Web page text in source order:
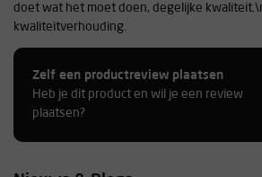
doet wat het moet doen, degelijke
kwaliteitverhouding.
-
Het leukste zeker/abseil-apparaat dat er is!
Zelf een productreview plaatsen
Heb je dit product en wil je een review
plaatsen?